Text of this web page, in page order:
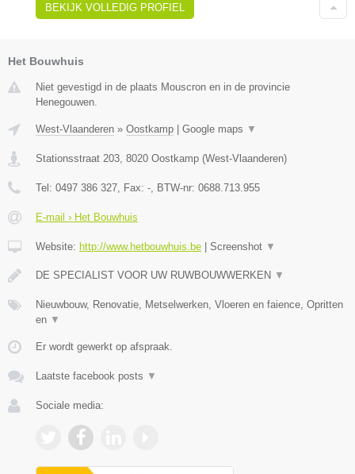
BEKIJK VOLLEDIG PROFIEL
Het Bouwhuis
Niet gevestigd in de plaats Mouscron en in de provincie
Henegouwen.
West-Vlaanderen » Oostkamp | Google maps ▼
Stationsstraat 203 8020 Oostkamp (West-Vlaanderen)
Tel: 0497 386 327 , Fax: - , BTW-nr: 0688.713.955
E-mail › Het Bouwhuis
Website: http://www.hetbouwhuis.be | Screenshot ▼
DE SPECIALIST VOOR UW RUWBOUWWERKEN ▼
Nieuwbouw, Renovatie, Metselwerken, Vloeren en faience, Opritten
en ▼
Er wordt gewerkt op afspraak.
Laatste facebook posts ▼
Sociale media: